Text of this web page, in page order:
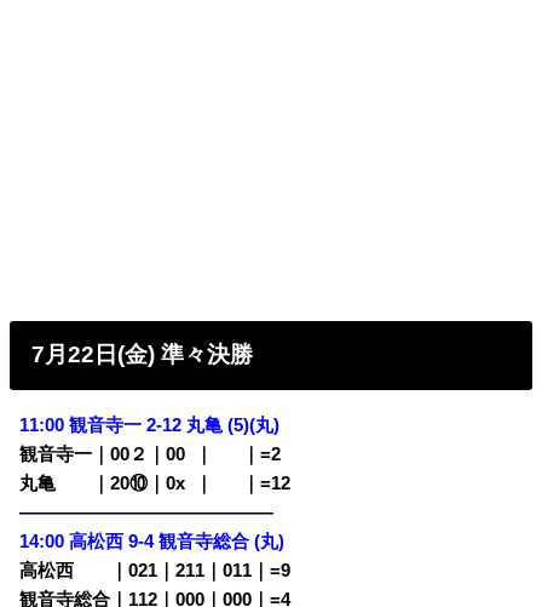
7月22日(金) 準々決勝
11:00 観音寺一 2-12 丸亀 (5)(丸)
観音寺一｜00２｜00
｜=2
丸亀
｜20⑩｜0x
｜=12
——————————————
14:00 高松西 9-4 観音寺総合 (丸)
高松西
｜021｜211｜011｜=9
観音寺総合｜112｜000｜000｜=4